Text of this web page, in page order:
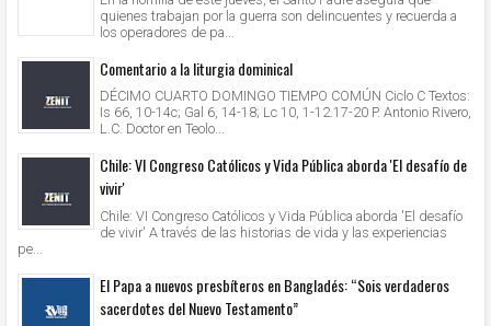
quienes trabajan por la guerra son delincuentes y recuerda a
los operadores de pa...
Comentario a la liturgia dominical
DÉCIMO CUARTO DOMINGO TIEMPO COMÚN Ciclo C Textos:
Is 66, 10-14c; Gal 6, 14-18; Lc 10, 1-12.17-20 P. Antonio Rivero,
L.C. Doctor en Teolo...
Chile: VI Congreso Católicos y Vida Pública aborda 'El desafío de
vivir'
Chile: VI Congreso Católicos y Vida Pública aborda 'El desafío
de vivir' A través de las historias de vida y las experiencias
pe...
El Papa a nuevos presbíteros en Bangladés: “Sois verdaderos
sacerdotes del Nuevo Testamento”